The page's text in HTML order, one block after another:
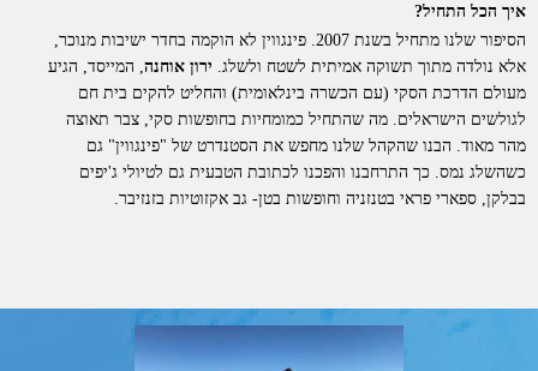
איך הכל התחיל?
הסיפור שלנו מתחיל בשנת 2007. פינגווין לא הוקמה בחדר ישיבות מנוכר,
אלא נולדה מתוך תשוקה אמיתית לשטח ולשלג. ירון אוחנה , המייסד, הגיע
מעולם הדרכת הסקי (עם הכשרה בינלאומית) והחליט להקים בית חם
לגולשים הישראלים. מה שהתחיל כמומחיות בחופשות סקי, צבר תאוצה
מהר מאוד. הבנו שהקהל שלנו מחפש את הסטנדרט של "פינגווין" גם
כשהשלג נמס. כך התרחבנו והפכנו לכתובת הטבעית גם לטיולי ג'יפים
בבלקן, ספארי פראי בטנזניה וחופשות בטן- גב אקזוטיות בזנזיבר.
רשמית בארגון התעופה הבינלאומיIATA. כל החופשות שאנו מציעים
מוצעות ללקוחות בשיווק ישיר.
מה זה אומר מבחינתכם?